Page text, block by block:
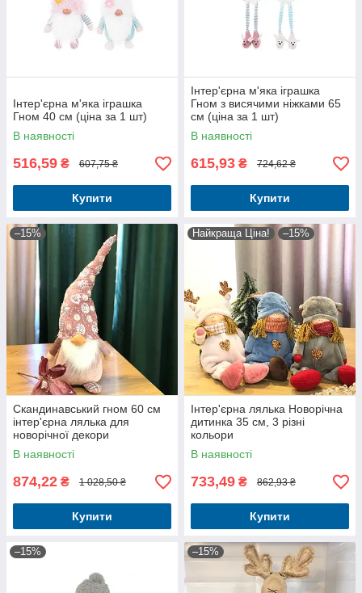
Інтер'єрна м'яка іграшка
Гном 40 см (ціна за 1 шт)
В наявності
516,59 ₴ 607,75 ₴
Купити
Інтер'єрна м'яка іграшка
Гном з висячими ніжками 65
см (ціна за 1 шт)
В наявності
615,93 ₴ 724,62 ₴
Купити
–15%
Скандинавський гном 60 см
інтер'єрна лялька для
новорічної декори
В наявності
874,22 ₴ 1 028,50 ₴
Купити
Найкраща Ціна! –15%
Інтер'єрна лялька Новорічна
дитинка 35 см, 3 різні
кольори
В наявності
733,49 ₴ 862,93 ₴
Купити
–15% –15%